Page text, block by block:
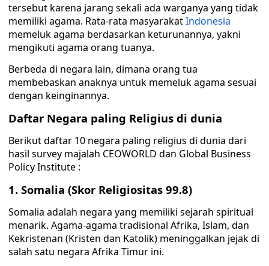
tersebut karena jarang sekali ada warganya yang tidak
memiliki agama. Rata-rata masyarakatIndonesia
memeluk agama berdasarkan keturunannya, yakni
mengikuti agama orang tuanya.
Berbeda di negara lain, dimana orang tua
membebaskan anaknya untuk memeluk agama sesuai
dengan keinginannya.
Daftar Negara paling Religius di dunia
Berikut daftar 10 negara paling religius di dunia dari
hasil survey majalah CEOWORLD dan Global Business
Policy Institute :
1. Somalia (Skor Religiositas 99.8)
Somalia adalah negara yang memiliki sejarah spiritual
menarik. Agama-agama tradisional Afrika, Islam, dan
Kekristenan (Kristen dan Katolik) meninggalkan jejak di
salah satu negara Afrika Timur ini.